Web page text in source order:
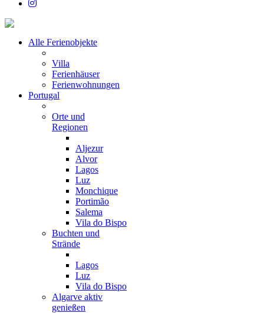
Alle Ferienobjekte
Villa
Ferienhäuser
Ferienwohnungen
Portugal
Orte und
Regionen
Aljezur
Alvor
Lagos
Luz
Monchique
Portimão
Salema
Vila do Bispo
Buchten und
Strände
Lagos
Luz
Vila do Bispo
Algarve aktiv
genießen